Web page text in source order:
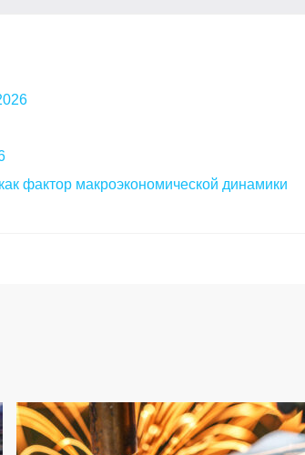
фактор макроэкономической динамики